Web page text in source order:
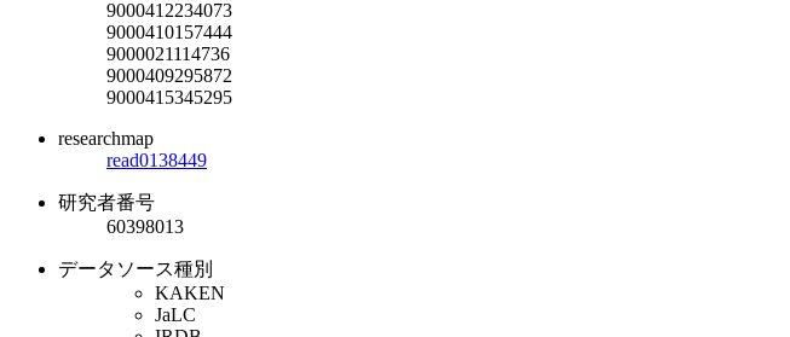
9000412234073
9000410157444
9000021114736
9000409295872
9000415345295
researchmap
read0138449
研究者番号
60398013
データソース種別
KAKEN
JaLC